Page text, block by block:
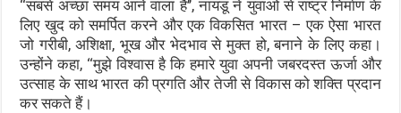
‘‘सबसे अच्छा समय आने वाला है’’, नायडू ने युवाओं से राष्ट्र निर्माण के
लिए खुद को समर्पित करने और एक विकसित भारत – एक ऐसा भारत
जो गरीबी, अशिक्षा, भूख और भेदभाव से मुक्त हो, बनाने के लिए कहा।
उन्होंने कहा, ‘‘मुझे विश्वास है कि हमारे युवा अपनी जबरदस्त ऊर्जा और
उत्साह के साथ भारत की प्रगति और तेजी से विकास को शक्ति प्रदान
कर सकते हैं।